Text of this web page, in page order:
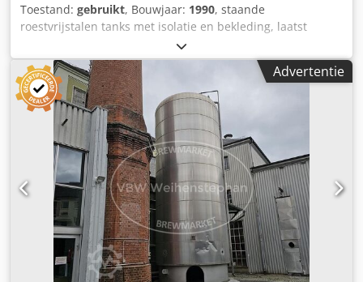
Toestand: gebruikt, Bouwjaar: 1990, staande
roestvrijstalen tanks met isolatie en bekleding, laatst
gebruikt als opslagtanks voor ontgast water. Machine
(aanvullende informatie): staande, geïsoleerde
roestvrijstalen tanks Bruto-inhoud per stuk: 14.340 liter
Materiaal: roestvrij staal Dodpfx Acezi Apksdock
Plaatsing/positie: per stuk op 3 poten staand
Basisconstructie: cilindrische mantel Uitrusting:
afvoerleiding met handventiel; overloop; ladderbeugel;
inspectieluik
Advertentie